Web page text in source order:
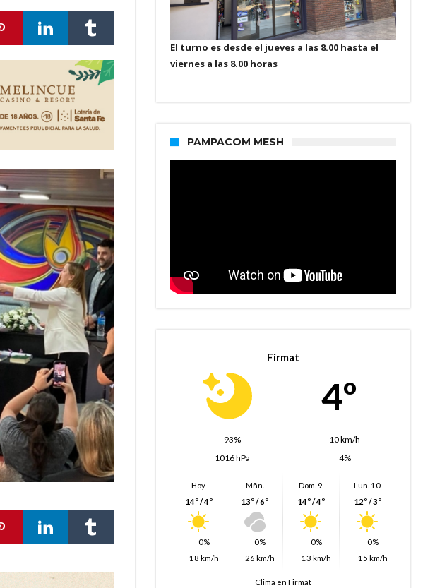
El turno es desde el jueves a las 8.00 hasta el
viernes a las 8.00 horas
PAMPACOM MESH
Firmat
4º
93%
10 km/h
1016 hPa
4%
Hoy
14º / 4º
0%
18 km/h
Mñn.
13º / 6º
0%
26 km/h
Dom. 9
14º / 4º
0%
13 km/h
Lun. 10
12º / 3º
0%
15 km/h
Clima en Firmat